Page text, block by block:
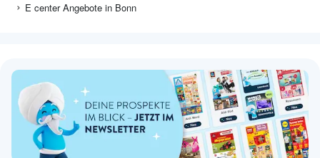
E center Angebote in Bonn